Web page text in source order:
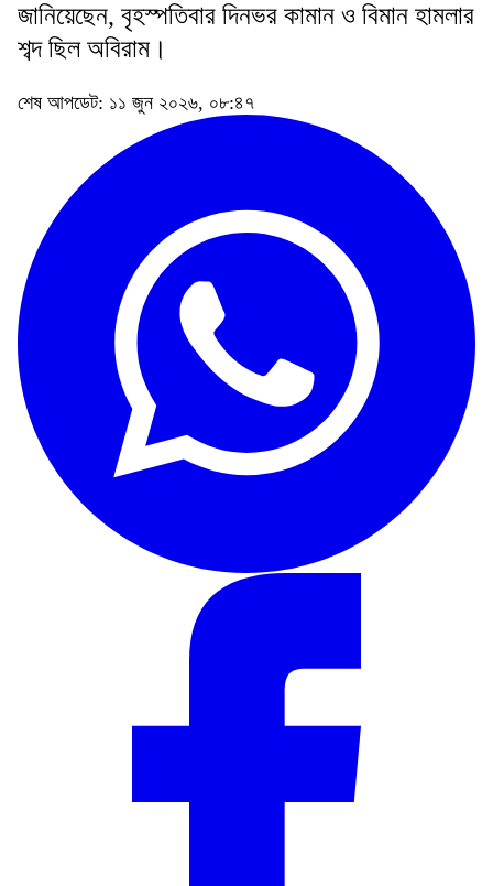
জানিয়েছেন, বৃহস্পতিবার দিনভর কামান ও বিমান হামলার
শব্দ ছিল অবিরাম।
শেষ আপডেট: ১১ জুন ২০২৬, ০৮:৪৭